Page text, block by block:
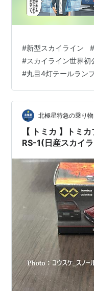
#新型スカイライン #
#スカイライン世界初
#丸目4灯テールラン
北極星特急の乗り
【 トミカ 】トミ
RS-1(日産スカイ